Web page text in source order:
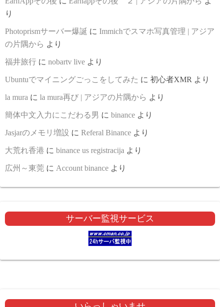
り
Photoprismサーバー爆誕 に Immichでスマホ写真管理 | アジア
の片隅から より
福井旅行 に nobartv live より
Ubuntuでマイニングごっこをしてみた に 初心者XMR より
la mura に la mura再び | アジアの片隅から より
簡体中文入力にこだわる男 に binance より
Jasjarのメモリ増設 に Referal Binance より
大荒れ香港 に binance us registracija より
広州～東莞 に Account binance より
サーバー監視サービス